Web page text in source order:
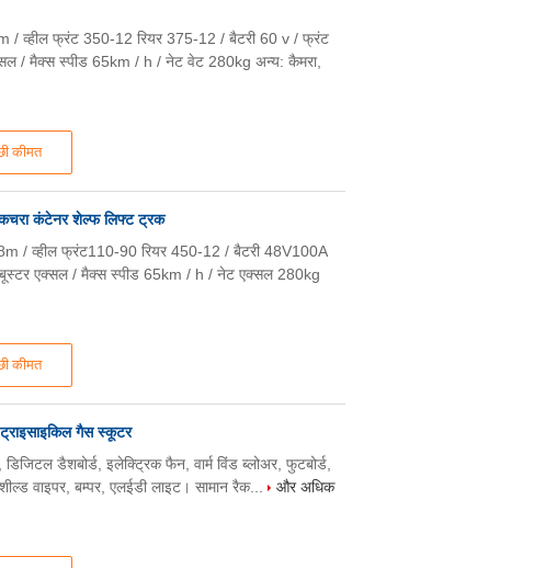
कीमत
/ व्हील फ्रंट 350-12 रियर 375-12 / बैटरी 60 v / फ्रंट
/ मैक्स स्पीड 65km / h / नेट वेट 280kg अन्य: कैमरा,
कचरा कंटेनर शेल्फ लिफ्ट ट्रक
कीमत
/ व्हील फ्रंट110-90 रियर 450-12 / बैटरी 48V100A
एक्सल / मैक्स स्पीड 65km / h / नेट एक्सल 280kg
गैस स्कूटर
डैशबोर्ड, इलेक्ट्रिक फैन, वार्म विंड ब्लोअर, फुटबोर्ड,
वाइपर, बम्पर, एलईडी लाइट। सामान रैक...
और अधिक